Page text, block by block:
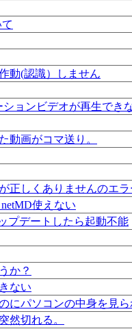
動(認識）しません
ョンビデオが再生でき
動画がコマ送り。
正しくありませんのエラ
使えない
プデートしたら起動不能
か？
ない
にパソコンの中身を見
然切れる。